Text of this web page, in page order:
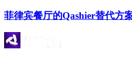
菲律宾餐厅的Qashier替代方